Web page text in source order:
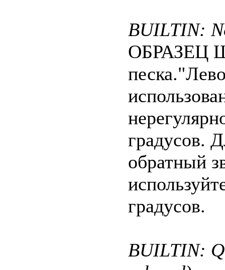
BUILTIN:
ОБРАЗЕЦ
градусов.
обратный
градусов.
BUILTIN: